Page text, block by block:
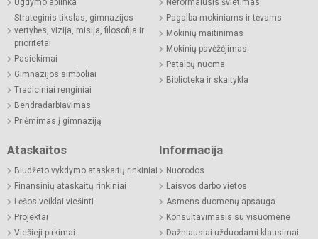
Ugdymo aplinka
Strateginis tikslas, gimnazijos
vertybės, vizija, misija, filosofija ir
prioritetai
Pasiekimai
Gimnazijos simboliai
Tradiciniai renginiai
Bendradarbiavimas
Priėmimas į gimnaziją
Neformalusis švietimas
Pagalba mokiniams ir tėvams
Mokinių maitinimas
Mokinių pavėžėjimas
Patalpų nuoma
Biblioteka ir skaitykla
Ataskaitos
Biudžeto vykdymo ataskaitų rinkiniai
Finansinių ataskaitų rinkiniai
Lėšos veiklai viešinti
Projektai
Viešieji pirkimai
Informacija
Nuorodos
Laisvos darbo vietos
Asmens duomenų apsauga
Konsultavimasis su visuomene
Dažniausiai užduodami klausimai